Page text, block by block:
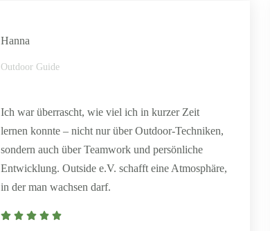
Hanna
Outdoor Guide
Ich war überrascht, wie viel ich in kurzer Zeit
lernen konnte – nicht nur über Outdoor-Techniken,
sondern auch über Teamwork und persönliche
Entwicklung. Outside e.V. schafft eine Atmosphäre,
in der man wachsen darf.